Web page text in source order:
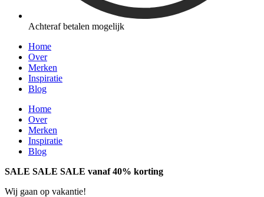
Achteraf betalen mogelijk
Home
Over
Merken
Inspiratie
Blog
Home
Over
Merken
Inspiratie
Blog
SALE SALE SALE vanaf 40% korting
Wij gaan op vakantie!